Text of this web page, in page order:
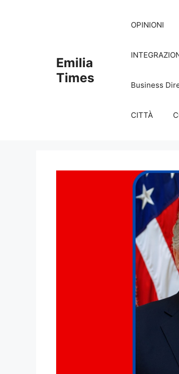
Emilia
Times
OPINIONI
Business
CITTÀ